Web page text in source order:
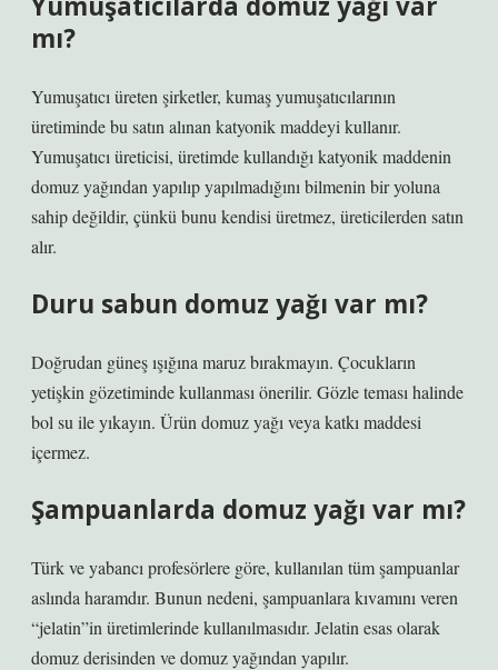
mı?
Yumuşatıcı üreten şirketler, kumaş yumuşatıcılarının
üretiminde bu satın alınan katyonik maddeyi kullanır.
Yumuşatıcı üreticisi, üretimde kullandığı katyonik maddenin
domuz yağından yapılıp yapılmadığını bilmenin bir yoluna
sahip değildir, çünkü bunu kendisi üretmez, üreticilerden satın
alır.
Duru sabun domuz yağı var mı?
Doğrudan güneş ışığına maruz bırakmayın. Çocukların
yetişkin gözetiminde kullanması önerilir. Gözle teması halinde
bol su ile yıkayın. Ürün domuz yağı veya katkı maddesi
içermez.
Şampuanlarda domuz yağı var mı?
Türk ve yabancı profesörlere göre, kullanılan tüm şampuanlar
aslında haramdır. Bunun nedeni, şampuanlara kıvamını veren
“jelatin”in üretimlerinde kullanılmasıdır. Jelatin esas olarak
domuz derisinden ve domuz yağından yapılır.